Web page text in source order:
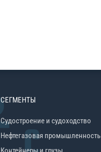
СЕГМЕНТЫ
Судостроение и судоходство
Нефтегазовая промышленность